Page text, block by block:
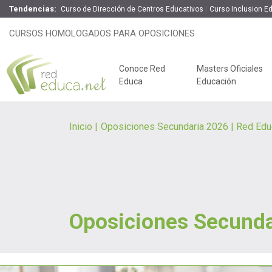
Tendencias: Curso de Dirección de Centros Educativos Curso Inclusion
CURSOS HOMOLOGADOS PARA OPOSICIONES
Conoce Red
Educa
Masters Oficiales
Educación
Claves del éxito
Inicio Oposiciones Secundaria 2026 | Red
Oposiciones